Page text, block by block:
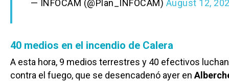
— INFOCAM (@Plan_INFOCAM) August 12,
40 medios en el incendio de Calera
A esta hora, 9 medios terrestres y 40 efectivos luchan
contra el fuego, que se desencadenó ayer en